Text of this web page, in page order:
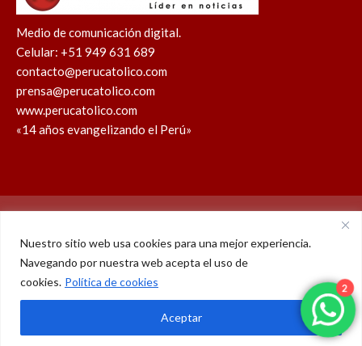
Nuestro sitio web usa cookies para una mejor experiencia.
Navegando por nuestra web acepta el uso de
cookies. Política de cookies
Aceptar
Medio de comunicación digital.
Celular: +51 949 631 689
contacto@perucatolico.com
prensa@perucatolico.com
www.perucatolico.com
«14 años evangelizando el Perú»
WhatsAppFacebookYoutubeInstagram
X
© Derechos reservados 2026 – Perú Católico | 14 años
evangelizando el Perú
2